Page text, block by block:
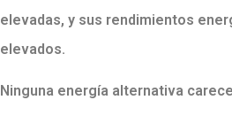
elevadas, y sus rendimientos
elevados.
Ninguna energía alternativa